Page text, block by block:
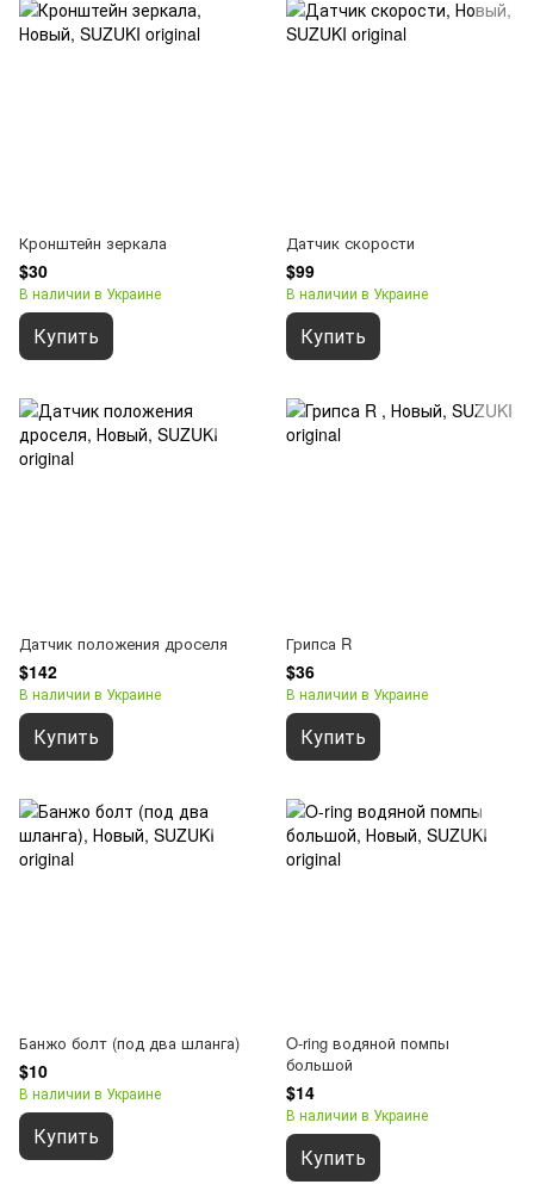
Кронштейн зеркала
$30
В наличии в Украине
Купить
Датчик скорости
$99
В наличии в Украине
Купить
Датчик положения дроселя
$142
В наличии в Украине
Купить
Грипса R
$36
В наличии в Украине
Купить
Банжо болт (под два шланга)
$10
В наличии в Украине
Купить
O-ring водяной помпы
большой
$14
В наличии в Украине
Купить